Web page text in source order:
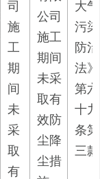
司
施
工
期
间
未
采
取
有
公司
施工
期间
未采
取有
效防
尘降
尘措
大气
污染
防治
法》
第六
十九
条第
三款